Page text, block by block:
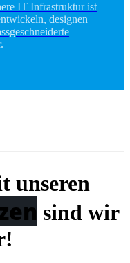
IT Infrastruktur ist
designen
unseren
sind wir